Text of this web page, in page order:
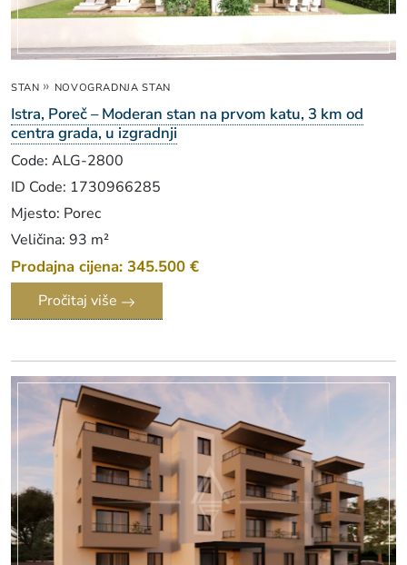
STAN » NOVOGRADNJA STAN
Istra, Poreč – Moderan stan na prvom katu, 3 km od
centra grada, u izgradnji
Code: ALG-2800
ID Code: 1730966285
Mjesto: Porec
Veličina: 93 m²
Prodajna cijena: 345.500 €
Pročitaj više